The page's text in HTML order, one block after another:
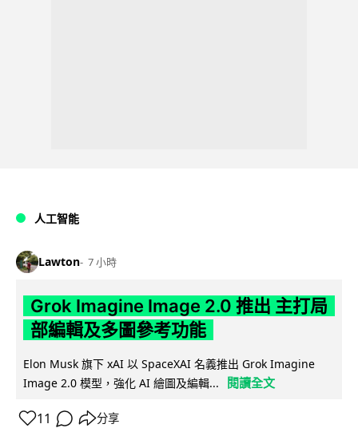
人工智能
Lawton 7 小時
Grok Imagine Image 2.0 推出 主打局
部編輯及多圖參考功能
Elon Musk 旗下 xAI 以 SpaceXAI 名義推出 Grok Imagine
Image 2.0 模型，強化 AI 繪圖及編輯...
閱讀全文
11 分享